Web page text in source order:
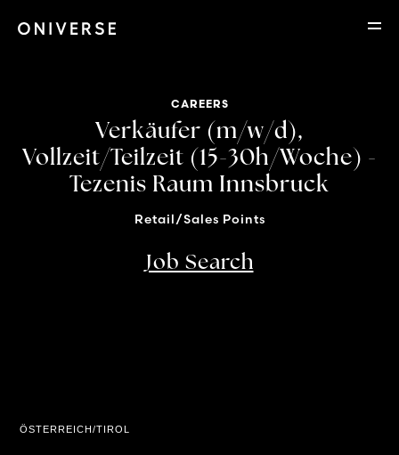
CAREERS
Verkäufer (m/w/d),
Vollzeit/Teilzeit (15-30h/Woche) -
Tezenis Raum Innsbruck
Retail/Sales Points
Job Search
ÖSTERREICH/TIROL